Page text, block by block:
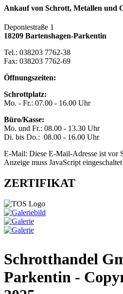
Ankauf von Schrott, Metallen und
Deponiestraße 1
18209 Bartenshagen-Parkentin
Tel.: 038203 7762-38
Fax: 038203 7762-69
Öffnungszeiten:
Schrottplatz:
Mo. - Fr.: 07.00 - 16.00 Uhr
Büro/Kasse:
Mo. und Fr.: 08.00 - 13.30 Uhr
Di. bis Do.: 08.00 - 16.00 Uhr
E-Mail: Diese E-Mail-Adresse ist vor
Anzeige muss JavaScript
ZERTIFIKAT
Schrotthandel
Parkentin -